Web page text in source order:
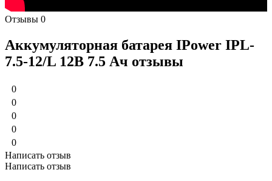
Отзывы 0
Аккумуляторная батарея IPower IPL-
7.5-12/L 12В 7.5 Ач отзывы
0
0
0
0
0
Написать отзыв
Написать отзыв